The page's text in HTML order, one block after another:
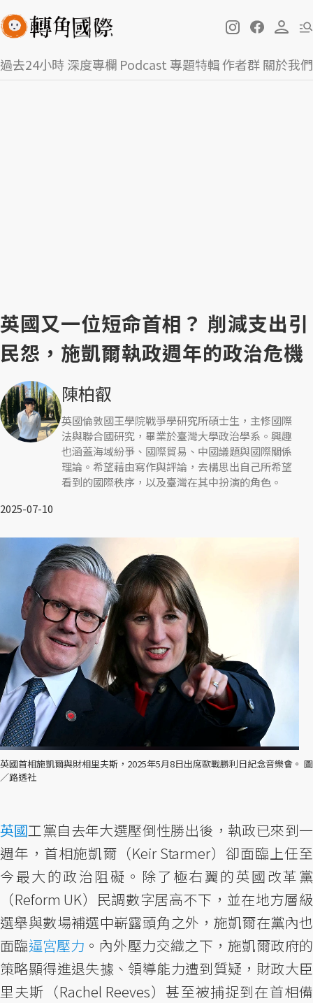
過去24小時深度專欄 Podcast 專題特輯作者群關於我們
英國又一位短命首相？ 削減支出引
民怨，施凱爾執政週年的政治危機
陳柏叡
英國倫敦國王學院戰爭學研究所碩士生，主修國際
法與聯合國研究，畢業於臺灣大學政治學系。興趣
也涵蓋海域紛爭、國際貿易、中國議題與國際關係
理論。希望藉由寫作與評論，去構思出自己所希望
看到的國際秩序，以及臺灣在其中扮演的角色。
2025-07-10
英國首相施凱爾與財相里夫斯，2025年5月8日出席歐戰勝利日紀念音樂會。 圖
／路透社
英國工黨自去年大選壓倒性勝出後，執政已來到一
週年，首相施凱爾（Keir Starmer）卻面臨上任至
今最大的政治阻礙。除了極右翼的英國改革黨
（Reform UK）民調數字居高不下，並在地方層級
選舉與數場補選中嶄露頭角之外，施凱爾在黨內也
面臨逼宮壓力 。內外壓力交織之下，施凱爾政府的
策略顯得進退失據、領導能力遭到質疑，財政大臣
里夫斯（Rachel Reeves）甚至被捕捉到在首相備